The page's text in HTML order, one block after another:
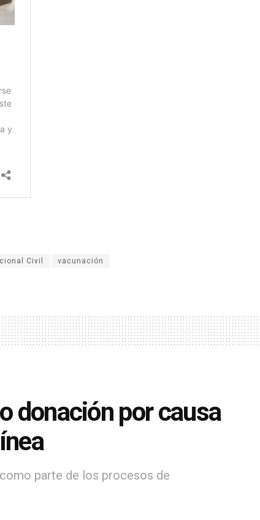
Civil vacunación
donación por causa
parte de los procesos de